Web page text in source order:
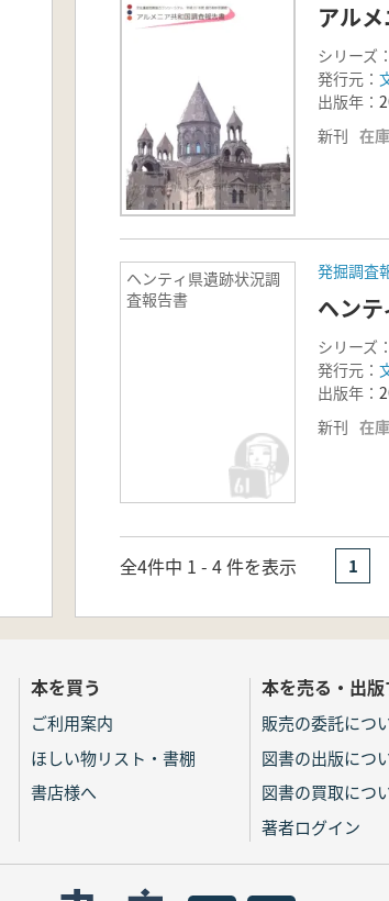
アル
シリーズ：
発行元：
出版年：
新刊 在
ヘンティ県遺跡状況調
査報告書
発掘調査
ヘン
シリーズ：
発行元：
出版年：
新刊 在
全4件中 1 - 4 件を表示 1
本を買う
ご利用案内
ほしい物リスト・書棚
書店様へ
本を売る・出版
販売の委託につ
図書の出版につ
図書の買取につ
著者ログイン